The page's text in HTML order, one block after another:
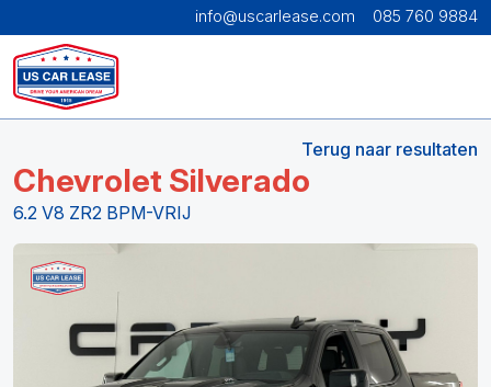
info@uscarlease.com 085 760 9884
Terug naar resultaten
Chevrolet Silverado
6.2 V8 ZR2 BPM-VRIJ